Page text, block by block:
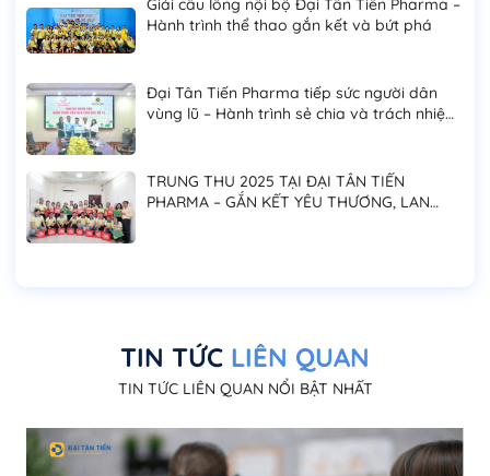
Giải cầu lông nội bộ Đại Tân Tiến Pharma –
Hành trình thể thao gắn kết và bứt phá
Đại Tân Tiến Pharma tiếp sức người dân
vùng lũ – Hành trình sẻ chia và trách nhiệm
TRUNG THU 2025 TẠI ĐẠI TÂN TIẾN
PHARMA – GẮN KẾT YÊU THƯƠNG, LAN
TIN TỨC LIÊN QUAN
TIN TỨC LIÊN QUAN NỔI BẬT NHẤT